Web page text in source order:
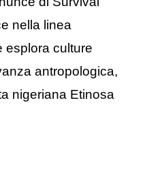
nella linea
esplora culture
antropologica,
nigeriana Etinosa